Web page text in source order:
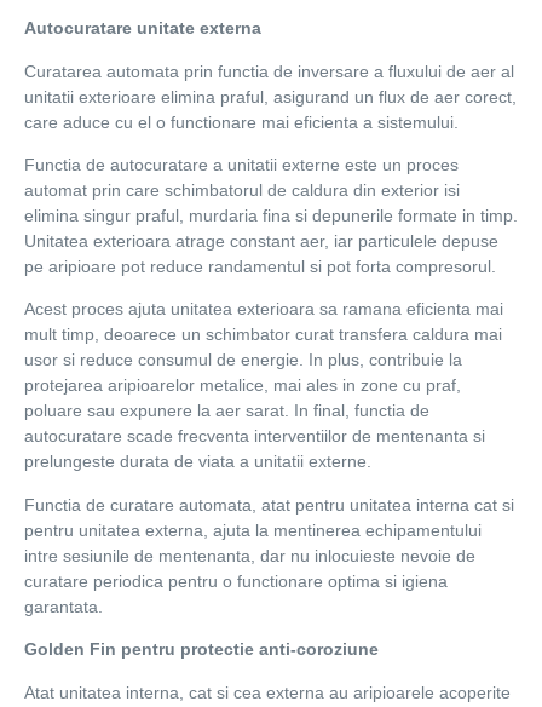
Autocuratare unitate externa
Curatarea automata prin functia de inversare a fluxului de aer al
unitatii exterioare elimina praful, asigurand un flux de aer corect,
care aduce cu el o functionare mai eficienta a sistemului.
Functia de autocuratare a unitatii externe este un proces
automat prin care schimbatorul de caldura din exterior isi
elimina singur praful, murdaria fina si depunerile formate in timp.
Unitatea exterioara atrage constant aer, iar particulele depuse
pe aripioare pot reduce randamentul si pot forta compresorul.
Acest proces ajuta unitatea exterioara sa ramana eficienta mai
mult timp, deoarece un schimbator curat transfera caldura mai
usor si reduce consumul de energie. In plus, contribuie la
protejarea aripioarelor metalice, mai ales in zone cu praf,
poluare sau expunere la aer sarat. In final, functia de
autocuratare scade frecventa interventiilor de mentenanta si
prelungeste durata de viata a unitatii externe.
Functia de curatare automata, atat pentru unitatea interna cat si
pentru unitatea externa, ajuta la mentinerea echipamentului
intre sesiunile de mentenanta, dar nu inlocuieste nevoie de
curatare periodica pentru o functionare optima si igiena
garantata.
Golden Fin pentru protectie anti-coroziune
Atat unitatea interna, cat si cea externa au aripioarele acoperite